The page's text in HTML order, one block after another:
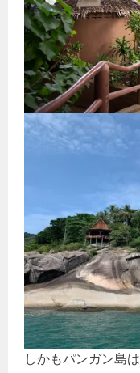
しかもパンガン島